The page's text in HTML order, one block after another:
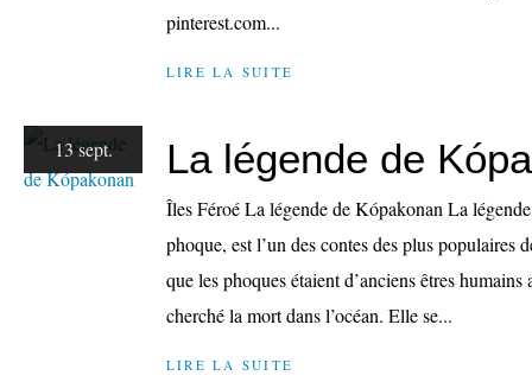
pinterest.com...
LIRE LA SUITE
13 sept. La légende de
Îles Féroé La légende de Kópakonan La
phoque, est l’un des contes des plus populaires
que les phoques étaient d’anciens êtres
cherché la mort dans l’océan. Elle se...
LIRE LA SUITE